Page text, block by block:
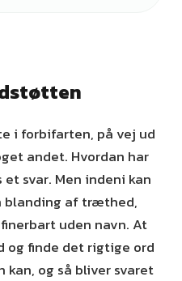
i forbifarten, på vej ud
andet. Hvordan har
svar. Men indeni kan
blanding af træthed,
uden navn. At
og finde det rigtige ord
kan, og så bliver svaret